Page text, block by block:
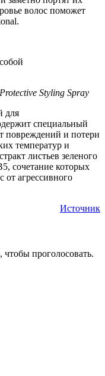
волос поможет
Styling Spray
для
специальный
повреждений и потери
температур и
листьев зеленого
сочетание которых
от агрессивного
Источник
чтобы проголосовать.